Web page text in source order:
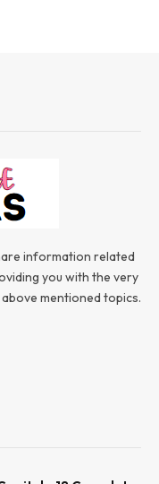
information related
you with the very
mentioned topics.